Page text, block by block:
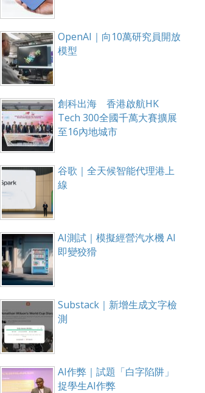
OpenAI｜向10萬研究員開放
模型
創科出海 香港啟航HK
Tech 300全國千萬大賽擴展
至16內地城市
谷歌｜全天候智能代理港上
線
AI測試｜模擬經營汽水機 AI
即變狡猾
Substack｜新增生成文字檢
測
AI作弊｜試題「白字陷阱」
捉學生AI作弊